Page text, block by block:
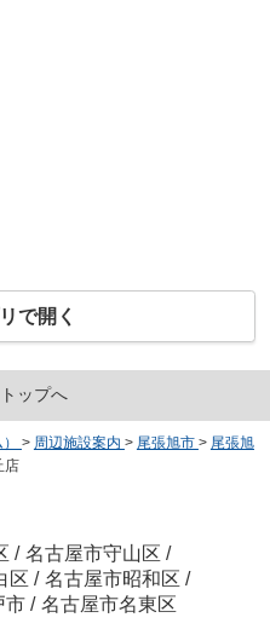
で開く
ップへ
> 周辺施設案内 > 尾張旭市 > 尾張旭
店
/ 名古屋市守山区 /
区 / 名古屋市昭和区 /
市 / 名古屋市名東区